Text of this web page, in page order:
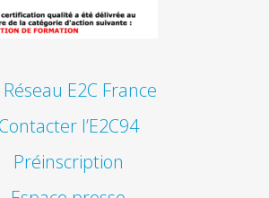
E2C France
Contacter l’E2C94
Préinscription